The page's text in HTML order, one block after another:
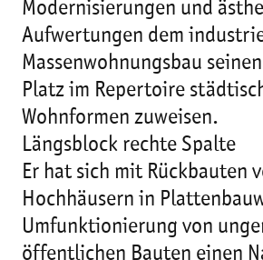
Modernisierungen und
Aufwertungen dem
Massenwohnungsbau
Platz im Repertoire
Wohnformen zuweisen.
Längsblock rechte Spalte
Er hat sich mit Rückbauten
Hochhäusern in
Umfunktionierung von
öffentlichen Bauten einen